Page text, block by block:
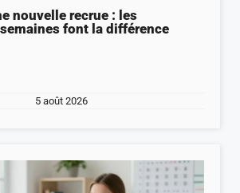
nouvelle recrue : les
font la différence
5 août 2026